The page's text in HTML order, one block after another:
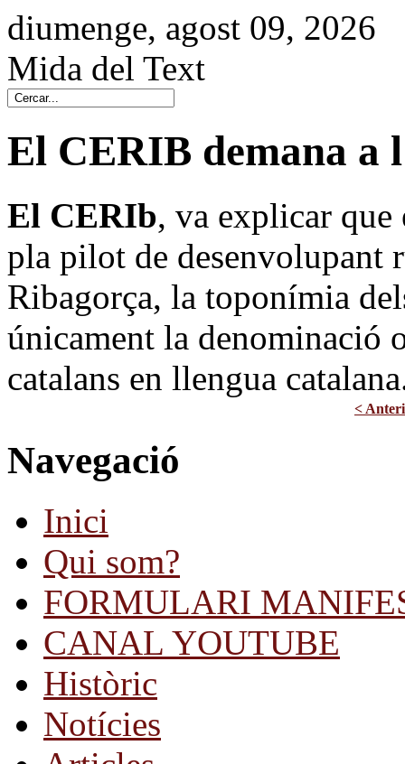
diumenge, agost 09, 2026
Mida del Text
El CERIB demana a
El CERIb, va explicar que
pla pilot de desenvolupant
Ribagorça, la toponímia
únicament la denominació
catalans en llengua
<
Navegació
Inici
Qui som?
FORMULARI
CANAL YOUTUBE
Històric
Notícies